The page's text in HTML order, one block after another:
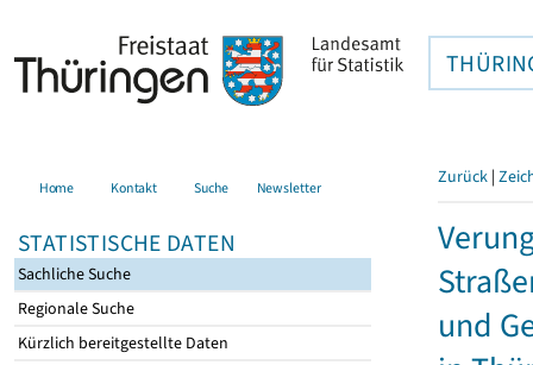
Home Kontakt Suche Newsletter
STATISTISCHE DATEN
Sachliche Suche
Regionale Suche
Kürzlich bereitgestellte Daten
Zurück |
und